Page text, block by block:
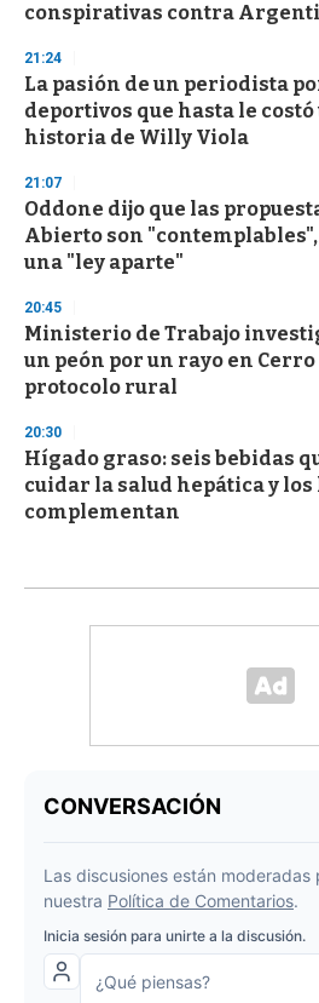
conspirativas contra
21:24
La pasión de un periodista
deportivos que hasta le
historia de Willy Viola
21:07
Oddone dijo que las
Abierto son
una "ley aparte"
20:45
Ministerio de Trabajo
un peón por un rayo en
protocolo rural
20:30
Hígado graso: seis bebidas
cuidar la salud hepática y los
complementan